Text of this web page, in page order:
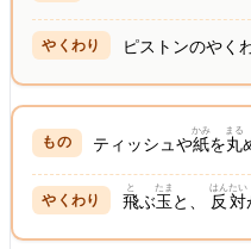
ピストンのやく
ティッシュや紙
かみ
を丸
まる
飛
と
ぶ玉
たま
と、 反対
はんたい